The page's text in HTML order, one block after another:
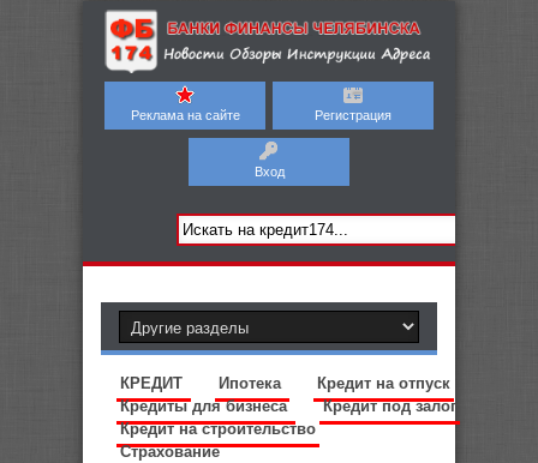
Реклама на сайте Регистрация
Вход
КРЕДИТ Ипотека
Кредит на отпуск
Кредиты для бизнеса
Кредит под залог
Кредит на строительство
Страхование